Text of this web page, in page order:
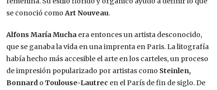
se conoció comoArt Nouveau.
Alfons María Mucha era entonces un artista desconocido,
que se ganaba la vida en una imprenta en Paris. La litografía
había hecho más accesible el arte en los carteles, un proceso
de impresión popularizado por artistas como Steinlen,
Bonnard oToulouse-Lautrec en el París de fin de siglo. De